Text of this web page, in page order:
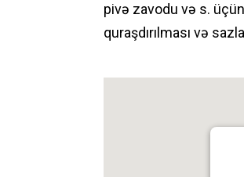
pivə zavodu və s.
quraşdırılması və